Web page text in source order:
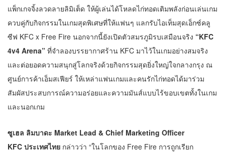
แพ็กเกจจิ้งลวดลายลิมิเต็ด ให้ผู้เล่นได้โหลดไก่ทอดเติมพลังก่อนเล่นเกม
ควบคู่กับกิจกรรมในเกมสุดพิเศษที่ให้แฟนๆ แลกรับไอเท็มสุดเอ็กซ์คลู
ซีฟ KFC x Free Fire นอกจากนี้ยังเปิดตัวสมรภูมิรบเสมือนจริง “KFC
4v4 Arena” ที่จำลองบรรยากาศร้าน KFC มาไว้ในเกมอย่างสมจริง
และต่อยอดความสนุกสู่โลกจริงด้วยกิจกรรมสุดยิ่งใหญ่ใจกลางกรุง ณ
ศูนย์การค้าเอ็มสเฟียร์ ให้เหล่าแฟนเกมและคนรักไก่ทอดได้มาร่วม
สัมผัสประสบการณ์ความอร่อยและความมันส์แบบไร้ขอบเขตทั้งในเกม
และนอกเกม
ซูเฮล ลิมบาดะ Market Lead & Chief Marketing Officer
KFC ประเทศไทย กล่าวว่า “ในโลกของ Free Fire การถูกเรียก